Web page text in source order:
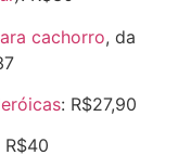
cachorro, da
: R$27,90
R$40